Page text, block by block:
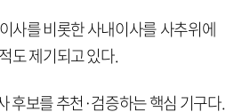
사를 비롯한 사내이사를 사추위에
도 제기되고 있다.
후보를 추천·검증하는 핵심 기구다.